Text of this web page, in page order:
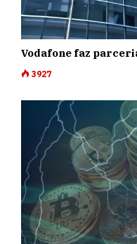
Vodafone faz
3927